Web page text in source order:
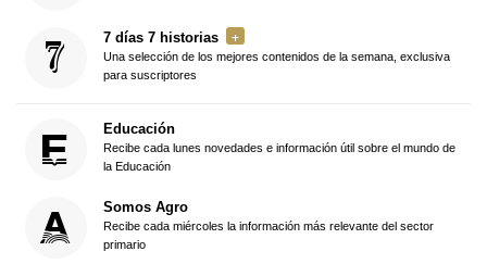
7 días 7 historias
Una selección de los mejores contenidos de la semana, exclusiva
para suscriptores
Educación
Recibe cada lunes novedades e información útil sobre el mundo de
la Educación
Somos Agro
Recibe cada miércoles la información más relevante del sector
primario